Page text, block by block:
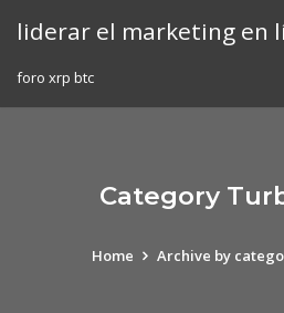
liderar el marketing en
foro xrp btc
Category
Home Archive by